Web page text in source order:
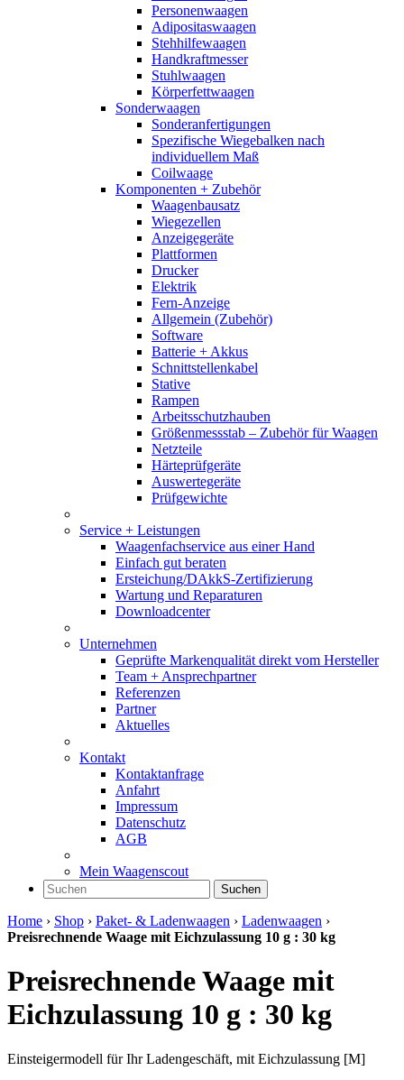
Personenwaagen
Adipositaswaagen
Stehhilfewaagen
Handkraftmesser
Stuhlwaagen
Körperfettwaagen
Sonderwaagen
Sonderanfertigungen
Spezifische Wiegebalken nach
individuellem Maß
Coilwaage
Komponenten + Zubehör
Waagenbausatz
Wiegezellen
Anzeigegeräte
Plattformen
Drucker
Elektrik
Fern-Anzeige
Allgemein (Zubehör)
Software
Batterie + Akkus
Schnittstellenkabel
Stative
Rampen
Arbeitsschutzhauben
Größenmessstab – Zubehör für Waagen
Netzteile
Härteprüfgeräte
Auswertegeräte
Prüfgewichte
Service + Leistungen
Waagenfachservice aus einer Hand
Einfach gut beraten
Ersteichung/DAkkS-Zertifizierung
Wartung und Reparaturen
Downloadcenter
Unternehmen
Geprüfte Markenqualität direkt vom Hersteller
Team + Ansprechpartner
Referenzen
Partner
Aktuelles
Kontakt
Kontaktanfrage
Anfahrt
Impressum
Datenschutz
AGB
Mein Waagenscout
Suchen
Home › Shop › Paket- & Ladenwaagen › Ladenwaagen ›
Preisrechnende Waage mit Eichzulassung 10 g : 30 kg
Preisrechnende Waage mit
Eichzulassung 10 g : 30 kg
Einsteigermodell für Ihr Ladengeschäft, mit Eichzulassung [M]